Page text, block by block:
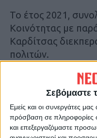
Σεβόμαστε
Εμείς και οι συνεργάτες
πρόσβαση σε πληροφορίες
και επεξεργαζόμαστε
Το έτος 2021,
Κοινότητας με
Καρδίτσας
πολιτών.
Το Κέντρο
αιτήματατου εκ
αφορούσαν άνδρες